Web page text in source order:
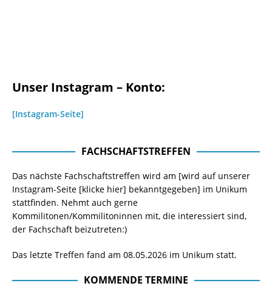
Unser Instagram – Konto:
[Instagram-Seite]
FACHSCHAFTSTREFFEN
Das nächste Fachschaftstreffen wird am [wird auf unserer
Instagram-Seite [klicke hier] bekanntgegeben] im Unikum
stattfinden. Nehmt auch gerne
Kommilitonen/Kommilitoninnen mit, die interessiert sind,
der Fachschaft beizutreten:)
Das letzte Treffen fand am 08.05.2026 im Unikum statt.
KOMMENDE TERMINE